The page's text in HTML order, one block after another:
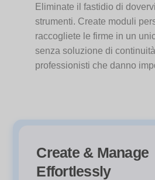
Eliminate il fastidio di
strumenti. Create moduli
raccogliete le firme in un
senza soluzione di
professionisti che danno
Create & Manage
Effortlessly